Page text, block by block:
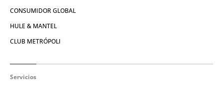
CONSUMIDOR GLOBAL
HULE & MANTEL
CLUB METRÓPOLI
Servicios